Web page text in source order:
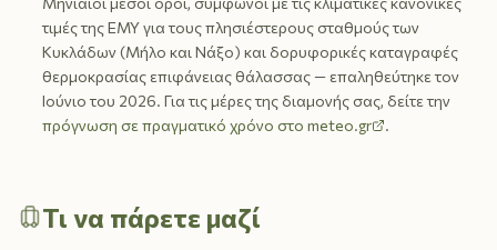
τιμές της ΕΜΥ για τους πλησιέστερους σταθμούς των
Κυκλάδων (Μήλο και Νάξο) και δορυφορικές καταγραφές
θερμοκρασίας επιφάνειας θάλασσας — επαληθεύτηκε τον
Ιούνιο του 2026. Για τις μέρες της διαμονής σας, δείτε την
πρόγνωση σε πραγματικό χρόνο στο meteo.gr
.
Τι να πάρετε μαζί